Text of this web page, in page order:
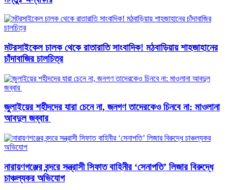
মটরসাইকেল চালক থেকে রাতারাতি সাংবাদিক! মঠবাড়িয়ায় শাহজাহানের
চাঁদাবাজির চালচিত্র
জুলাইয়ের শহীদদের যারা চেনে না, জনগণ তাদেরকেও চিনবে না: মাওলানা
আবদুল জব্বার ​
নারায়ণগঞ্জের বন্দরে সন্ত্রাসী সিফাত বাহিনীর ‘সেনাপতি’ লিজার বিরুদ্ধে
চাঞ্চল্যকর অভিযোগ